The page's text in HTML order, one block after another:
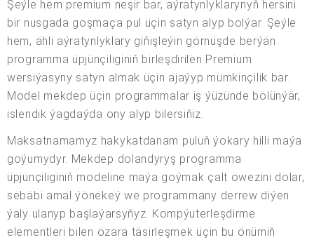
Şeýle hem premium neşir bar, aýratynlyklarynyň hersini
bir nusgada goşmaça pul üçin satyn alyp bolýar. Şeýle
hem, ähli aýratynlyklary giňişleýin görnüşde berýän
programma üpjünçiliginiň birleşdirilen Premium
wersiýasyny satyn almak üçin ajaýyp mümkinçilik bar.
Model mekdep üçin programmalar iş ýüzünde bölünýär,
islendik ýagdaýda ony alyp bilersiňiz.
Maksatnamamyz hakykatdanam puluň ýokary hilli maýa
goýumydyr. Mekdep dolandyryş programma
üpjünçiliginiň modeline maýa goýmak çalt öwezini dolar,
sebäbi amal ýönekeý we programmany derrew diýen
ýaly ulanyp başlaýarsyňyz. Kompýuterleşdirme
elementleri bilen özara täsirleşmek üçin bu önümiň